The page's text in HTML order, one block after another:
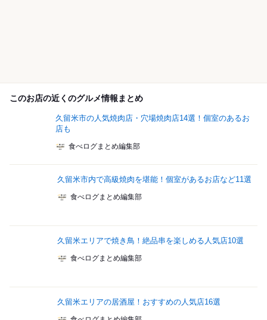
このお店の近くのグルメ情報まとめ
久留米市の人気焼肉店・穴場焼肉店14選！個室のあるお
店も
食べログまとめ編集部
久留米市内で高級焼肉を堪能！個室があるお店など11選
食べログまとめ編集部
久留米エリアで焼き鳥！絶品串を楽しめる人気店10選
食べログまとめ編集部
久留米エリアの居酒屋！おすすめの人気店16選